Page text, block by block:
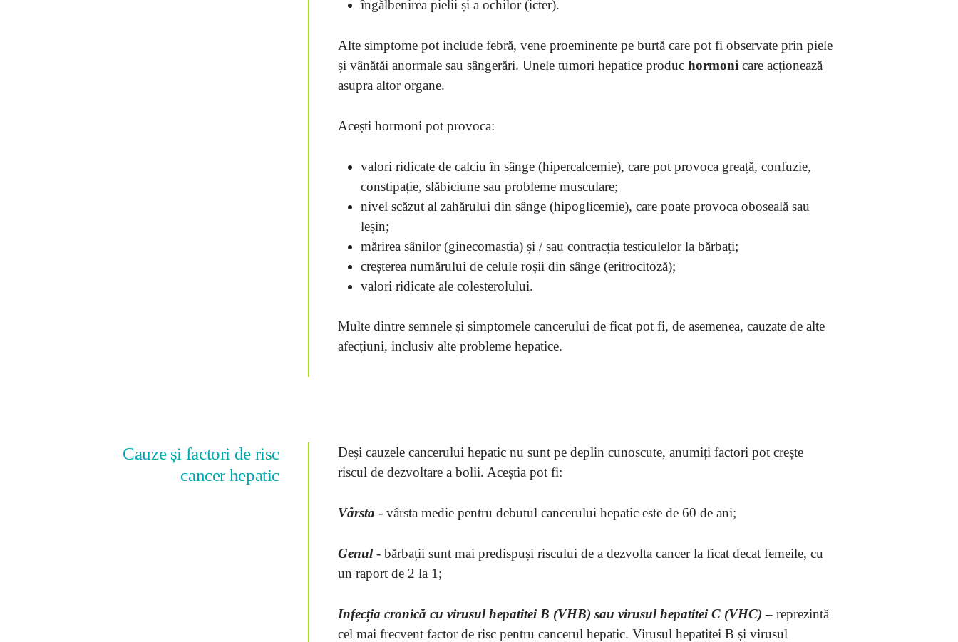
îngălbenirea pielii și a ochilor (icter).
Alte simptome pot include febră, vene proeminente pe burtă care pot fi observate prin piele
și vânătăi anormale sau sângerări. Unele tumori hepatice produc hormoni care acționează
asupra altor organe.
Acești hormoni pot provoca:
valori ridicate de calciu în sânge (hipercalcemie), care pot provoca greață, confuzie,
constipație, slăbiciune sau probleme musculare;
nivel scăzut al zahărului din sânge (hipoglicemie), care poate provoca oboseală sau
leșin;
mărirea sânilor (ginecomastia) și / sau contracția testiculelor la bărbați;
creșterea numărului de celule roșii din sânge (eritrocitoză);
valori ridicate ale colesterolului.
Multe dintre semnele și simptomele cancerului de ficat pot fi, de asemenea, cauzate de alte
afecțiuni, inclusiv alte probleme hepatice.
Cauze și factori de risc
cancer hepatic
Deși cauzele cancerului hepatic nu sunt pe deplin cunoscute, anumiți factori pot crește
riscul de dezvoltare a bolii. Aceștia pot fi:
Vârsta - vârsta medie pentru debutul cancerului hepatic este de 60 de ani;
Genul- bărbații sunt mai predispuși riscului de a dezvolta cancer la ficat decat femeile, cu
un raport de 2 la 1;
Infecția cronică cu virusul hepatitei B (VHB) sau virusul hepatitei C (VHC) – reprezintă
cel mai frecvent factor de risc pentru cancerul hepatic. Virusul hepatitei B și virusul